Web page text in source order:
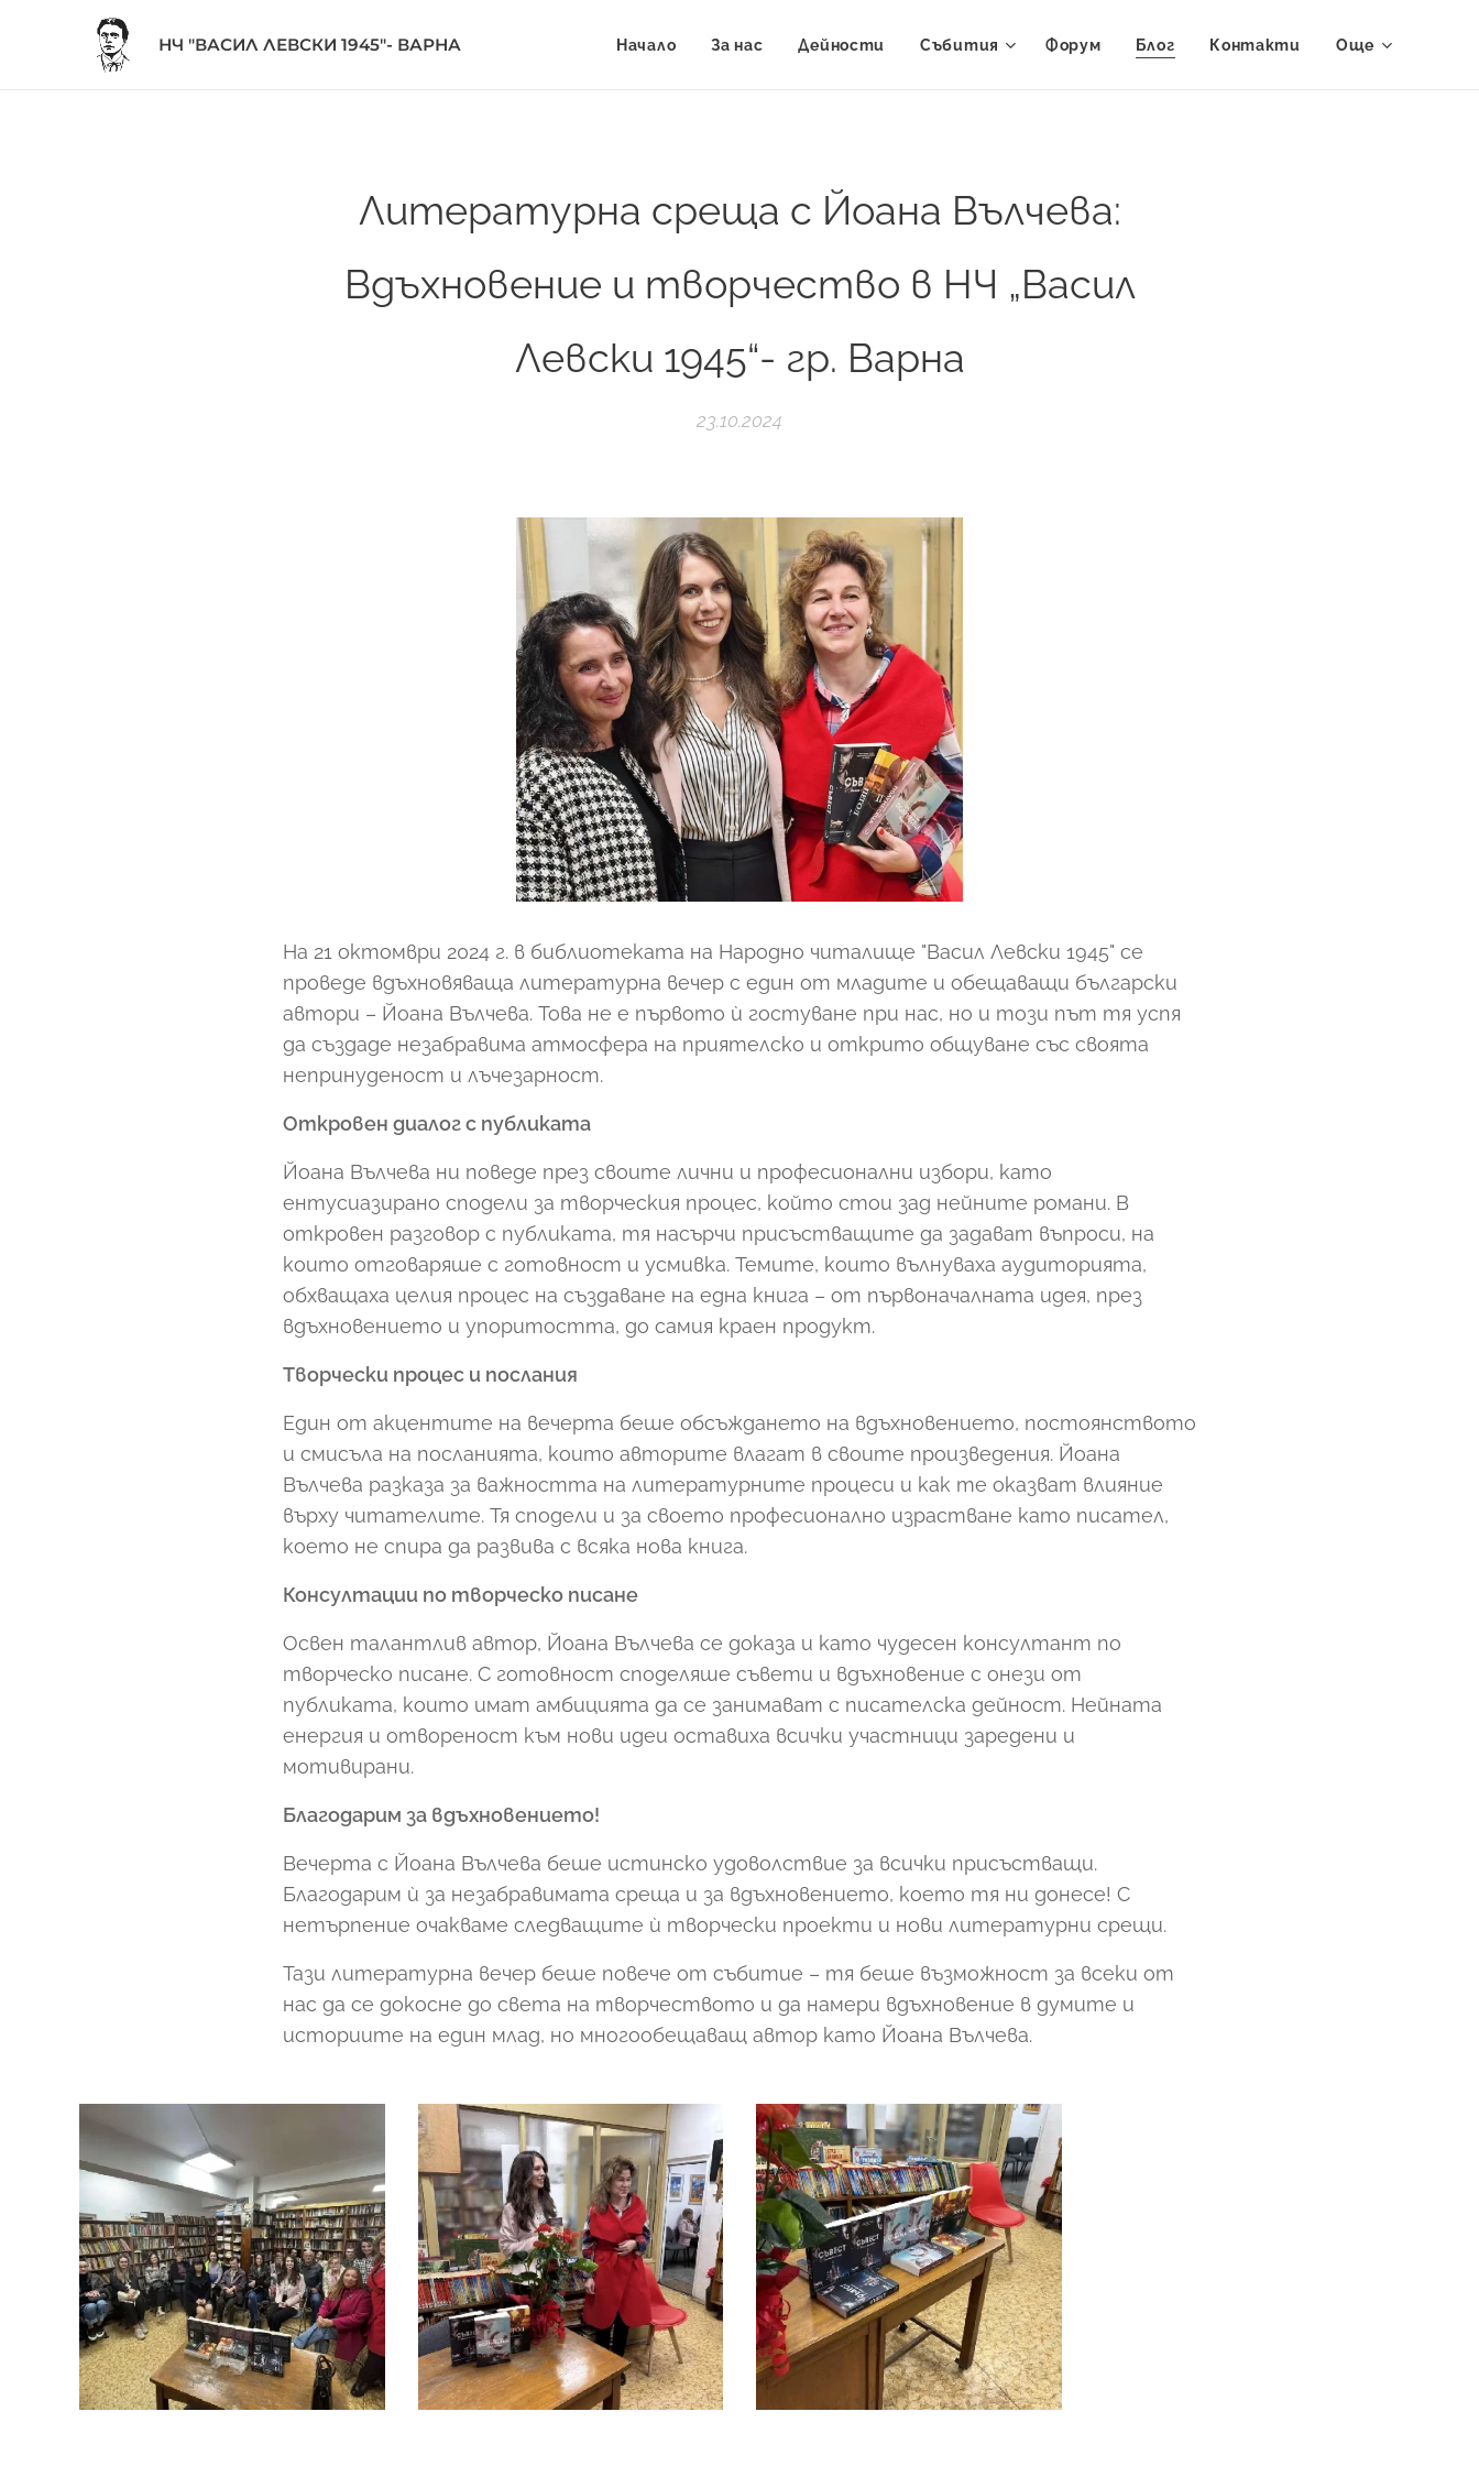
НЧ "ВАСИЛ ЛЕВСКИ 1945"- ВАРНА Начало За нас Дейности Събития Форум Блог Контакти Още
Литературна среща с Йоана Вълчева:
Вдъхновение и творчество в НЧ „Васил
Левски 1945“- гр. Варна
23.10.2024
На 21 октомври 2024 г. в библиотеката на Народно читалище "Васил Левски 1945" се
проведе вдъхновяваща литературна вечер с един от младите и обещаващи български
автори – Йоана Вълчева. Това не е първото ѝ гостуване при нас, но и този път тя успя
да създаде незабравима атмосфера на приятелско и открито общуване със своята
непринуденост и лъчезарност.
Откровен диалог с публиката
Йоана Вълчева ни поведе през своите лични и професионални избори, като
ентусиазирано сподели за творческия процес, който стои зад нейните романи. В
откровен разговор с публиката, тя насърчи присъстващите да задават въпроси, на
които отговаряше с готовност и усмивка. Темите, които вълнуваха аудиторията,
обхващаха целия процес на създаване на една книга – от първоначалната идея, през
вдъхновението и упоритостта, до самия краен продукт.
Творчески процес и послания
Един от акцентите на вечерта беше обсъждането на вдъхновението, постоянството
и смисъла на посланията, които авторите влагат в своите произведения. Йоана
Вълчева разказа за важността на литературните процеси и как те оказват влияние
върху читателите. Тя сподели и за своето професионално израстване като писател,
което не спира да развива с всяка нова книга.
Консултации по творческо писане
Освен талантлив автор, Йоана Вълчева се доказа и като чудесен консултант по
творческо писане. С готовност споделяше съвети и вдъхновение с онези от
публиката, които имат амбицията да се занимават с писателска дейност. Нейната
енергия и отвореност към нови идеи оставиха всички участници заредени и
мотивирани.
Благодарим за вдъхновението!
Вечерта с Йоана Вълчева беше истинско удоволствие за всички присъстващи.
Благодарим ѝ за незабравимата среща и за вдъхновението, което тя ни донесе! С
нетърпение очакваме следващите ѝ творчески проекти и нови литературни срещи.
Тази литературна вечер беше повече от събитие – тя беше възможност за всеки от
нас да се докосне до света на творчеството и да намери вдъхновение в думите и
историите на един млад, но многообещаващ автор като Йоана Вълчева.